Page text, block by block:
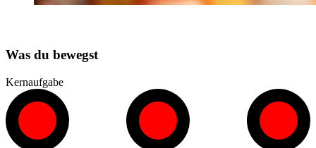
Was du bewegst
Kernaufgabe